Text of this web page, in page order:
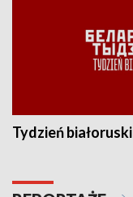
Tydzień białoruski